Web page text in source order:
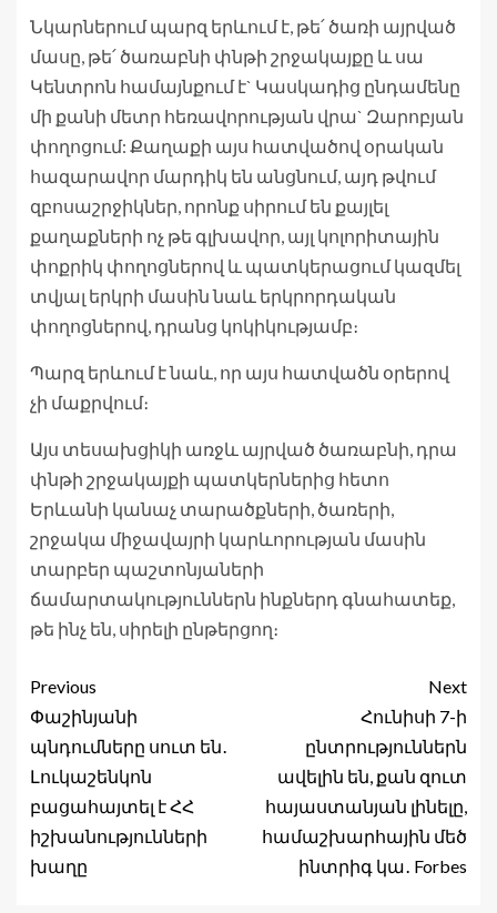
Նկարներում պարզ երևում է, թե՛ ծառի այրված
մասը, թե՛ ծառաբնի փնթի շրջակայքը և սա
Կենտրոն համայնքում է` Կասկադից ընդամենը
մի քանի մետր հեռավորության վրա` Զարոբյան
փողոցում: Քաղաքի այս հատվածով օրական
հազարավոր մարդիկ են անցնում, այդ թվում
զբոսաշրջիկներ, որոնք սիրում են քայլել
քաղաքների ոչ թե գլխավոր, այլ կոլորիտային
փոքրիկ փողոցներով և պատկերացում կազմել
տվյալ երկրի մասին նաև երկրորդական
փողոցներով, դրանց կոկիկությամբ։
Պարզ երևում է նաև, որ այս հատվածն օրերով
չի մաքրվում։
Այս տեսախցիկի առջև այրված ծառաբնի, դրա
փնթի շրջակայքի պատկերներից հետո
Երևանի կանաչ տարածքների, ծառերի,
շրջակա միջավայրի կարևորության մասին
տարբեր պաշտոնյաների
ճամարտակություններն ինքներդ գնահատեք,
թե ինչ են, սիրելի ընթերցող։
Previous
Փաշինյանի
պնդումները սուտ են․
Լուկաշենկոն
բացահայտել է ՀՀ
իշխանությունների
խաղը
Next
Հունիսի 7-ի
ընտրություններն
ավելին են, քան զուտ
հայաստանյան լինելը,
համաշխարհային մեծ
ինտրիգ կա․ Forbes